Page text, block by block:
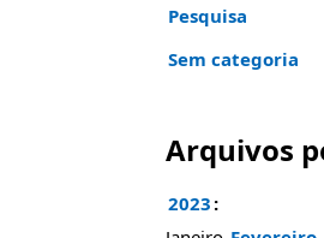
Pesquisa
Sem categoria
Arquivos
2023 :